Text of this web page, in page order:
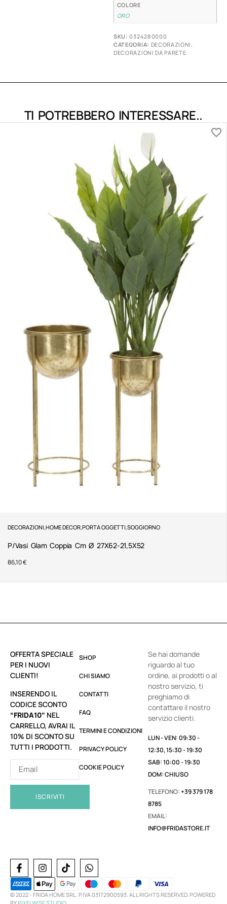
COLORE
ORO
SKU:0324280000
CATEGORIA: DECORAZIONI
DECORAZIONI DA PARETE
TI POTREBBERO INTERESSARE..
DECORAZIONI,HOME DECOR,PORTA OGGETTI,SOGGIORNO
P/Vasi Glam Coppia Cm Ø 27X62-21,5X52
86,10€
OFFERTA SPECIALE
PER I NUOVI
CLIENTI!
INSERENDO IL
CODICE SCONTO
“FRIDA10” NEL
CARRELLO, AVRAI IL
10% DI SCONTO SU
TUTTI I PRODOTTI.
ISCRIVITI
SHOP
CHI SIAMO
CONTATTI
FAQ
TERMINI E CONDIZIONI
PRIVACY POLICY
COOKIE POLICY
Se hai domande
riguardo al tuo
ordine, ai prodotti o al
nostro servizio, ti
preghiamo di
contattare il nostro
servizio clienti.
LUN - VEN: 09:30 -
12:30, 15:30 - 19:30
SAB: 10:00 - 19:30
DOM: CHIUSO
TELEFONO:+39 379 178
8785
EMAIL:
INFO@FRIDASTORE.IT
© 2022 - FRIDA HOME SRL. P.IVA 03172900593. ALL RIGHTS RESERVED. POWERED